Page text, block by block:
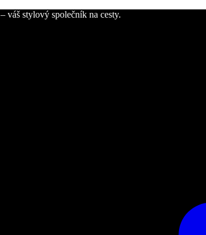
– váš stylový společník na cesty.